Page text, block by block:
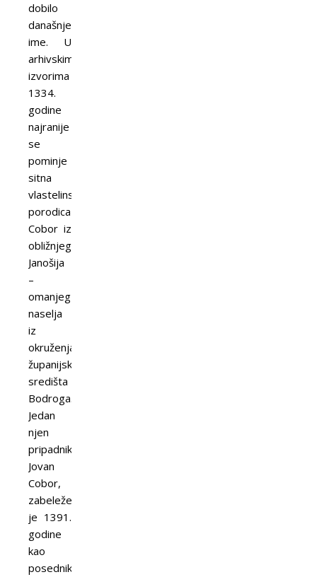
dobilo
današnje
ime. U
arhivskim
izvorima
1334.
godine
najranije
se
pominje
sitna
vlastelinska
porodica
Cobor iz
obližnjeg
Janošija
–
omanjeg
naselja
iz
okruženja
županijskog
središta
Bodroga.
Jedan
njen
pripadnik,
Jovan
Cobor,
zabeležen
je 1391.
godine
kao
posednik